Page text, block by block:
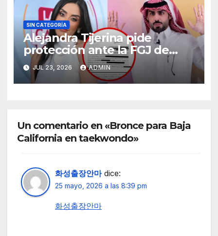
SIN CATEGORÍA
Alejandra Tijerina pide
protección ante la FGJ de
CdMx por vîolêncîa mediática
y psicológica de Masad
Altamimi, integrante de La
JUL 23, 2026 ADMIN
Un comentario en «Bronce para Baja
California en taekwondo»
화성출장안마 dice:
25 mayo, 2026 a las 8:39 pm
화성출장안마